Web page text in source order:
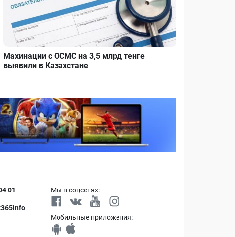
Махинации с ОСМС на 3,5 млрд тенге
выявили в Казахстане
01 Мы в соцсетях:
Мобильные приложения: